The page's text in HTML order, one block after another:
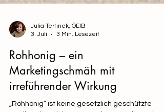
3. Juli
3 Min. Lesezeit
Rohhonig – ein
Marketingschmäh mit
irreführender Wirkung